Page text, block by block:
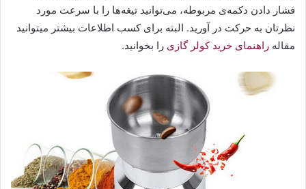
فشار دادن دکمه‌ی مربوطه، می‌توانید تیغه‌ها را با سرعت مورد
نظرتان به حرکت در آورید. البته برای کسب اطلاعات بیشتر میتوانید
مقاله راهنمای خرید کولر گازی را بخوانید.